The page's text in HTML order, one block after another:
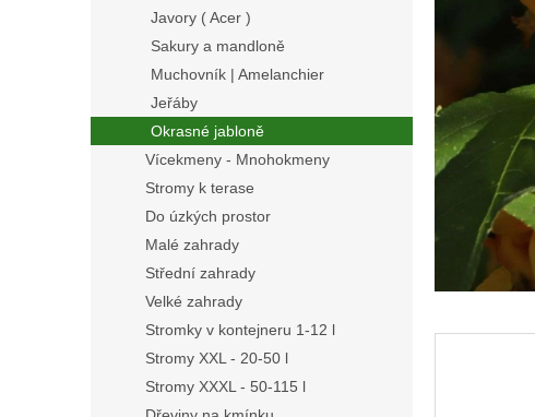
Javory ( Acer )
Sakury a mandloně
Muchovník | Amelanchier
Jeřáby
Okrasné jabloně
Vícekmeny - Mnohokmeny
Stromy k terase
Do úzkých prostor
Malé zahrady
Střední zahrady
Velké zahrady
Stromky v kontejneru 1-12 l
Stromy XXL - 20-50 l
Stromy XXXL - 50-115 l